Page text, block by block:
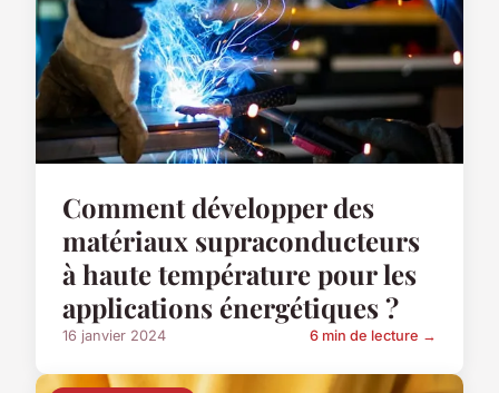
Comment développer des
matériaux supraconducteurs
à haute température pour les
applications énergétiques ?
16 janvier 2024 6 min de lecture →